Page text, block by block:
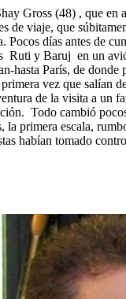
Gross (48) , que en
de viaje, que
Pocos días antes de
Ruti y Baruj en un
hasta París, de donde
vez que salían
de la visita a un
Todo cambió
la primera escala,
habían tomado